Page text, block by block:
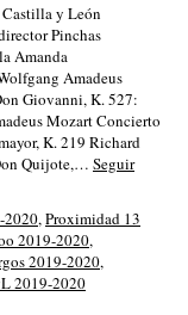
y León
Pinchas
Amanda
Amadeus
Giovanni, K. 527:
Mozart Concierto
K. 219 Richard
Quijote,… Seguir
2020,Proximidad 13
2019-2020,
2019-2020,
2019-2020